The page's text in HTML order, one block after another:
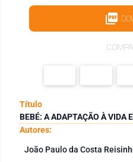
Título
BEBÉ: A ADAPTAÇÃO À VIDA
Autores:
João Paulo da Costa